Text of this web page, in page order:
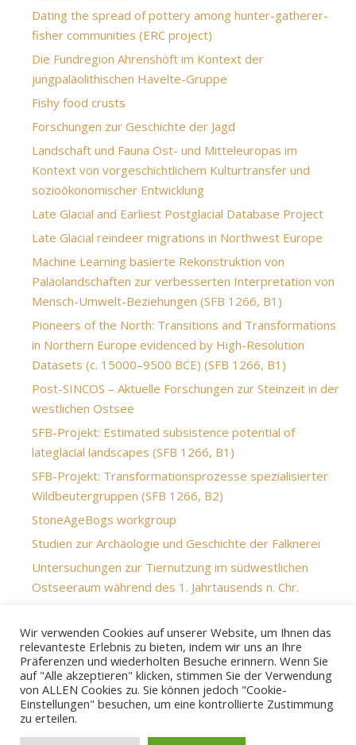
Dating the spread of pottery among hunter-gatherer-
fisher communities (ERC project)
Die Fundregion Ahrenshöft im Kontext der
jungpaläolithischen Havelte-Gruppe
Fishy food crusts
Forschungen zur Geschichte der Jagd
Landschaft und Fauna Ost- und Mitteleuropas im
Kontext von vorgeschichtlichem Kulturtransfer und
sozioökonomischer Entwicklung
Late Glacial and Earliest Postglacial Database Project
Late Glacial reindeer migrations in Northwest Europe
Machine Learning basierte Rekonstruktion von
Paläolandschaften zur verbesserten Interpretation von
Mensch-Umwelt-Beziehungen (SFB 1266, B1)
Pioneers of the North: Transitions and Transformations
in Northern Europe evidenced by High-Resolution
Datasets (c. 15000–9500 BCE) (SFB 1266, B1)
Post-SINCOS – Aktuelle Forschungen zur Steinzeit in der
westlichen Ostsee
SFB-Projekt: Estimated subsistence potential of
lateglacial landscapes (SFB 1266, B1)
SFB-Projekt: Transformationsprozesse spezialisierter
Wildbeutergruppen (SFB 1266, B2)
StoneAgeBogs workgroup
Studien zur Archäologie und Geschichte der Falknerei
Untersuchungen zur Tiernutzung im südwestlichen
Ostseeraum während des 1. Jahrtausends n. Chr.
Sachsen-Anhalt
URNFIELD
© 2026 - ZBSA
Wir verwenden Cookies auf unserer Website, um Ihnen das
relevanteste Erlebnis zu bieten, indem wir uns an Ihre
Präferenzen und wiederholten Besuche erinnern. Wenn Sie
auf "Alle akzeptieren" klicken, stimmen Sie der Verwendung
von ALLEN Cookies zu. Sie können jedoch "Cookie-
Einstellungen" besuchen, um eine kontrollierte Zustimmung
zu erteilen.